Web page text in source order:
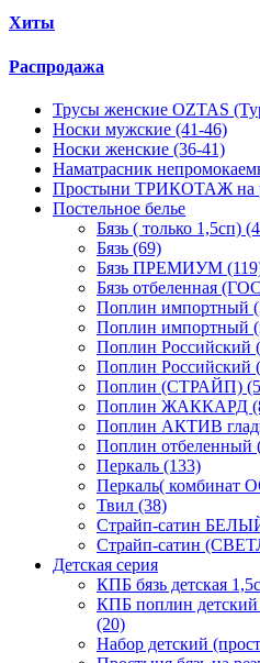
Хиты
Распродажа
Трусы женские OZTAS
Носки мужские (41-46)
Носки женские (36-41)
Наматрасник
Простыни ТРИКОТАЖ на
Постельное белье
Бязь ( только 1,5сп)
Бязь (69)
Бязь ПРЕМИУМ
Бязь отбеленная
Поплин импортный
Поплин импортный
Поплин Российский
Поплин Российский
Поплин (СТРАЙП)
Поплин ЖАККАРД
Поплин АКТИВ
Поплин отбеленный
Перкаль (133)
Перкаль( комбинат
Твил (38)
Страйп-сатин
Страйп-сатин
Детская серия
КПБ бязь детская
КПБ поплин детский
(20)
Набор детский